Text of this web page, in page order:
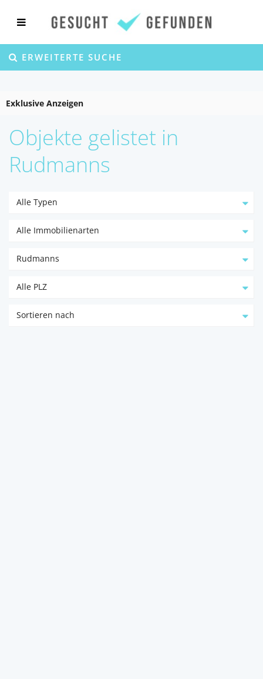
ERWEITERTE SUCHE
Exklusive Anzeigen
Objekte gelistet in
Rudmanns
Alle Typen
Alle Immobilienarten
Rudmanns
Alle PLZ
Sortieren nach